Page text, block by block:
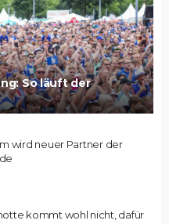
So läuft der
wird neuer Partner der
kommt wohl nicht, dafür